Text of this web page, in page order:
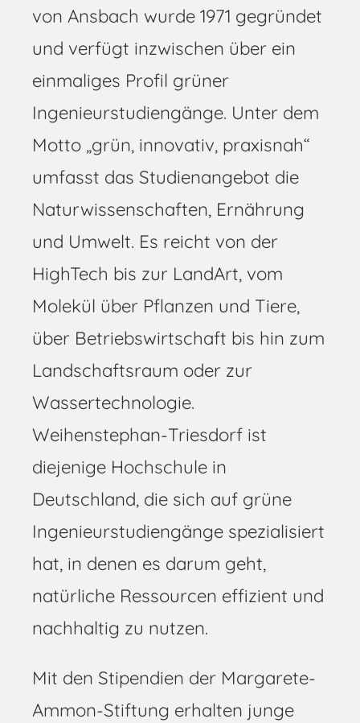
von Ansbach wurde 1971 gegründet
und verfügt inzwischen über ein
einmaliges Profil grüner
Ingenieurstudiengänge. Unter dem
Motto „grün, innovativ, praxisnah“
umfasst das Studienangebot die
Naturwissenschaften, Ernährung
und Umwelt. Es reicht von der
HighTech bis zur LandArt, vom
Molekül über Pflanzen und Tiere,
über Betriebswirtschaft bis hin zum
Landschaftsraum oder zur
Wassertechnologie.
Weihenstephan-Triesdorf ist
diejenige Hochschule in
Deutschland, die sich auf grüne
Ingenieurstudiengänge spezialisiert
hat, in denen es darum geht,
natürliche Ressourcen effizient und
nachhaltig zu nutzen.
Mit den Stipendien der Margarete-
Ammon-Stiftung erhalten junge